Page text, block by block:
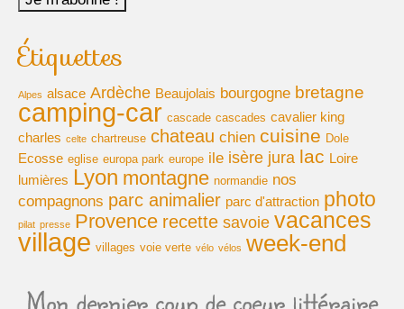
Étiquettes
Alpes alsace Ardèche Beaujolais bourgogne bretagne
camping-car cascade cascades cavalier king
charles celte chartreuse chateau chien cuisine Dole
Ecosse eglise europa park europe ile isère jura lac Loire
lumières Lyon montagne normandie nos
compagnons parc animalier parc d'attraction photo
pilat presse Provence recette savoie vacances
village villages voie verte vélo vélos week-end